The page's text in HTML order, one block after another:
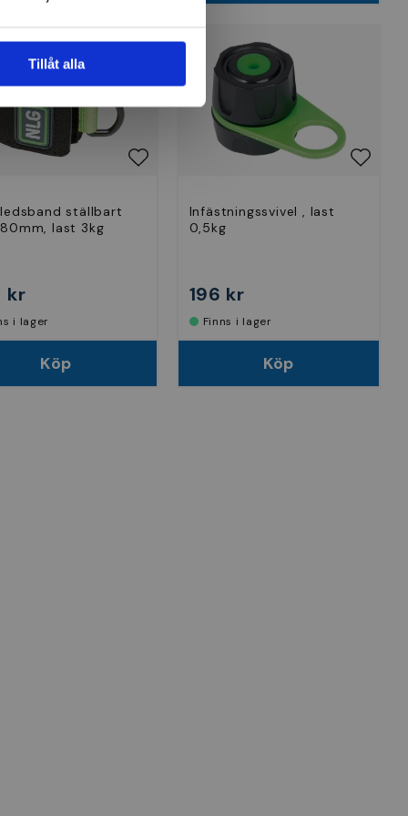
Tillåt alla
ställbart
last 3kg
kr
i lager
Köp
Infästningssvivel , last
0,5kg
196 kr
Finns i lager
Köp